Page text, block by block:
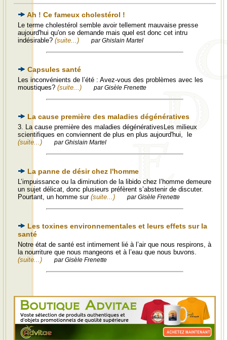
Ah ! Ce fameux cholestérol !
Le terme cholestérol semble avoir tellement mauvaise presse
aujourd'hui qu'on se demande mais quel est donc cet intru
indésirable? (suite...) par Ghislain Martel
Capsules santé
Les inconvénients de l’été : Avez-vous des problèmes avec les
moustiques? (suite...) par Gisèle Frenette
La cause première des maladies dégénératives
3. La cause première des maladies dégénérativesLes milieux
scientifiques en conviennent de plus en plus aujourd'hui, le
(suite...)
par Ghislain Martel
La panne de désir chez l'homme
L’impuissance ou la diminution de la libido chez l’homme demeure
un sujet délicat, donc plusieurs préfèrent s’abstenir de discuter.
Pourtant, un homme sur (suite...) par Gisèle Frenette
Les toxines environnementales et leurs effets sur la
santé
Notre état de santé est intimement lié à l’air que nous respirons, à
la nourriture que nous mangeons et à l’eau que nous buvons.
(suite...)
par Gisèle Frenette